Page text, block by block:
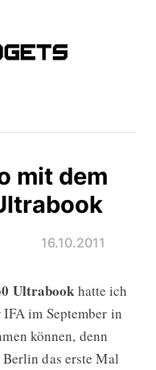
mit dem
16.10.2011
dem Toshiba
Ultrabook hatte ich
im September in
können, denn
das erste Mal